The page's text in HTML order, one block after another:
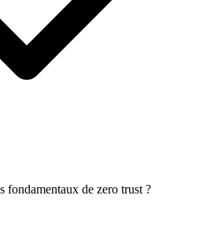
fondamentaux de zero trust ?